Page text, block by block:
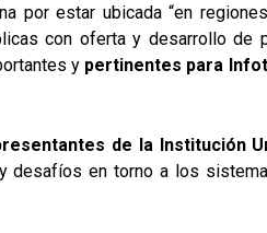
por estar ubicada “en
con oferta y desarrollo de
y pertinentes para
de la Institución
desafíos en torno a los